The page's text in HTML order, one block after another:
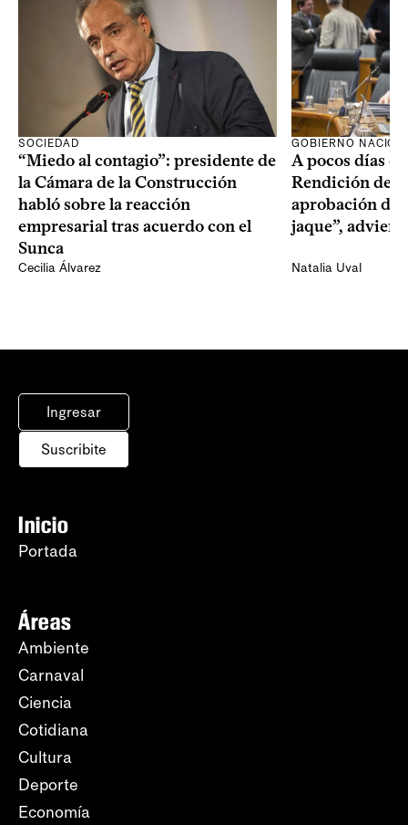
SOCIEDAD
“Miedo al contagio”: presidente de
la Cámara de la Construcción
habló sobre la reacción
empresarial tras acuerdo con el
Sunca
Cecilia Álvarez
GOBIERNO
A pocos días
Rendición de
aprobación del
jaque”,
Natalia Uval
Ingresar
Suscribite
Inicio
Portada
Áreas
Ambiente
Carnaval
Ciencia
Cotidiana
Cultura
Deporte
Economía